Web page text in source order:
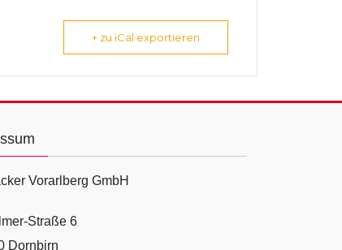
+ zu iCal exportieren
Vorarlberg GmbH
Straße 6
Dornbirn